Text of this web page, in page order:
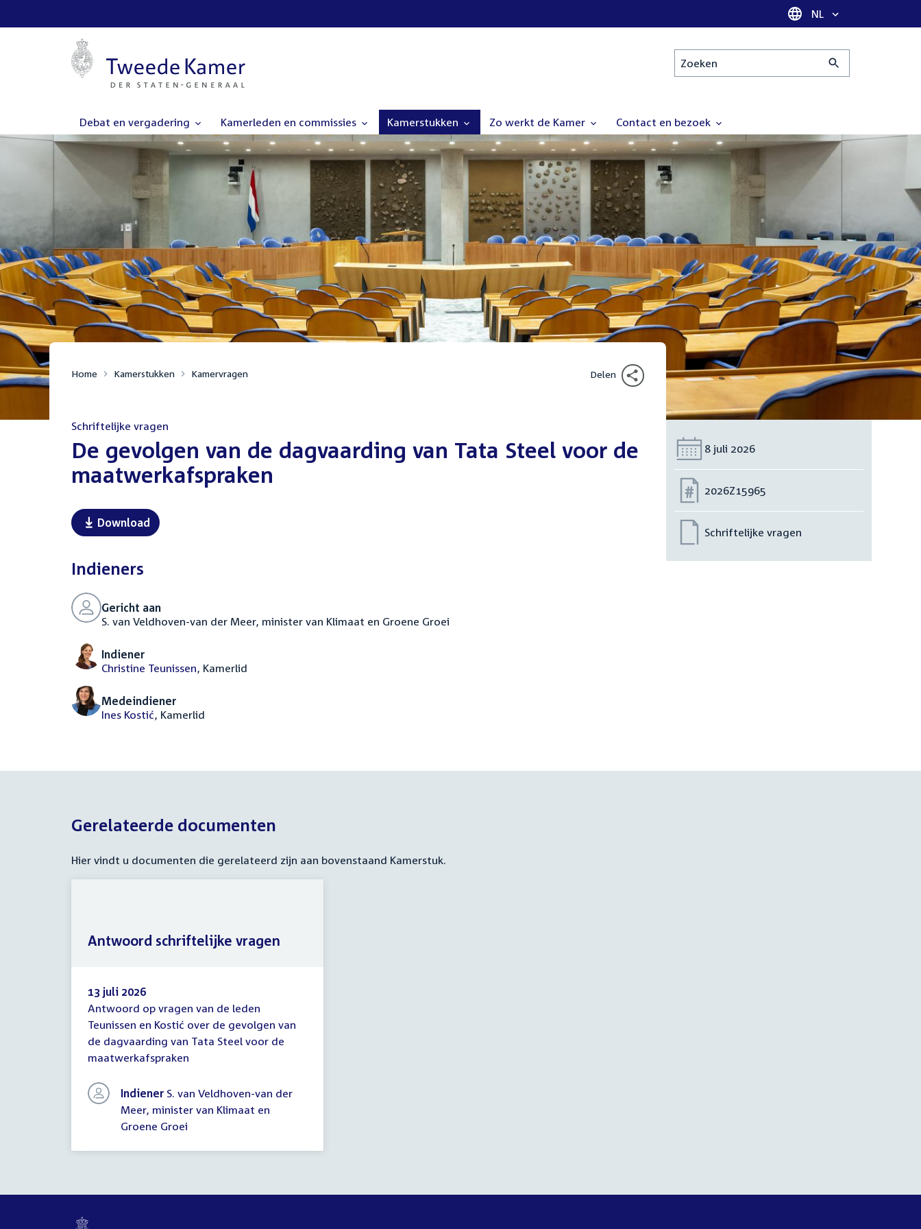
Taal selectie
NL
Zoeken
Debat en vergadering Kamerleden en commissies Kamerstukken Zo werkt de Kamer Contact en bezoek
Home Kamerstukken Kamervragen Delen
Schriftelijke vragen
:De gevolgen van de dagvaarding van Tata Steel voor de
maatwerkafspraken
Download
Indieners
Gericht aan
S. van Veldhoven-van der Meer, minister van Klimaat en Groene Groei
Indiener
Christine Teunissen, Kamerlid
Medeindiener
Ines Kostić, Kamerlid
Datum:
8 juli 2026
Nummer:
2026Z15965
Schriftelijke vragen
Gerelateerde documenten
Hier vindt u documenten die gerelateerd zijn aan bovenstaand Kamerstuk.
Antwoord
schriftelijke
vragen
13 juli 2026
Antwoord op vragen van de leden
Teunissen en Kostić over de gevolgen van
de dagvaarding van Tata Steel voor de
maatwerkafspraken
Indiener S. van Veldhoven-van der
Meer, minister van Klimaat en
Groene Groei
Antwoord schriftelijke vragen